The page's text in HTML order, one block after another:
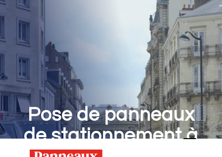
Pose de panneaux
de stationnement à